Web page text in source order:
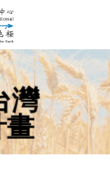
灣
畫